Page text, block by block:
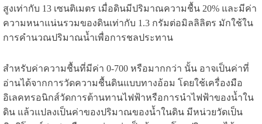
สูงเท่ากับ 13 เซนติเมตร เมื่อดินมีปริมาณความชื้น 20% และมีค่า
ความหนาแน่นรวมของดินเท่ากับ 1.3 กรัมต่อมิลลิลิตร มักใช้ใน
การคำนวณปริมาณน้ำเพื่อการชลประทาน
สำหรับค่าความชื้นที่มีค่า 0-700 หรือมากกว่า นั้น อาจเป็นค่าที่
อ่านได้จากการวัดความชื้นดินแบบทางอ้อม โดยใช้เครื่องมือ
อิเลคทรอนิกส์วัดการต้านทานไฟฟ้าหรือการนำไฟฟ้าของน้ำใน
ดิน แล้วแปลงเป็นค่าของปริมาณของน้ำในดิน มีหน่วยวัดเป็น